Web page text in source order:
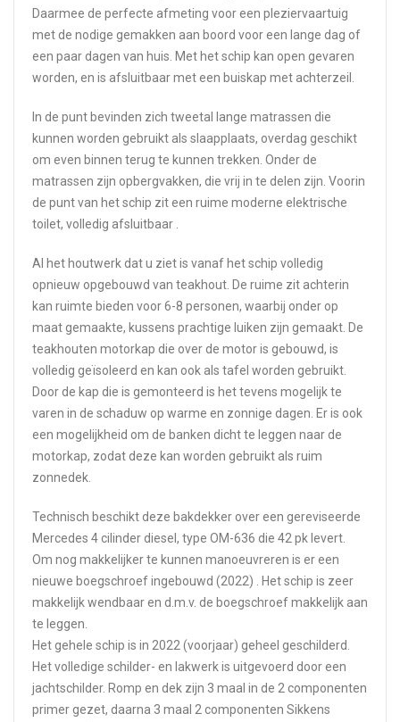
Daarmee de perfecte afmeting voor een pleziervaartuig
met de nodige gemakken aan boord voor een lange dag of
een paar dagen van huis. Met het schip kan open gevaren
worden, en is afsluitbaar met een buiskap met achterzeil.
In de punt bevinden zich tweetal lange matrassen die
kunnen worden gebruikt als slaapplaats, overdag geschikt
om even binnen terug te kunnen trekken. Onder de
matrassen zijn opbergvakken, die vrij in te delen zijn. Voorin
de punt van het schip zit een ruime moderne elektrische
toilet, volledig afsluitbaar .
Al het houtwerk dat u ziet is vanaf het schip volledig
opnieuw opgebouwd van teakhout. De ruime zit achterin
kan ruimte bieden voor 6-8 personen, waarbij onder op
maat gemaakte, kussens prachtige luiken zijn gemaakt. De
teakhouten motorkap die over de motor is gebouwd, is
volledig geïsoleerd en kan ook als tafel worden gebruikt.
Door de kap die is gemonteerd is het tevens mogelijk te
varen in de schaduw op warme en zonnige dagen. Er is ook
een mogelijkheid om de banken dicht te leggen naar de
motorkap, zodat deze kan worden gebruikt als ruim
zonnedek.
Technisch beschikt deze bakdekker over een gereviseerde
Mercedes 4 cilinder diesel, type OM-636 die 42 pk levert.
Om nog makkelijker te kunnen manoeuvreren is er een
nieuwe boegschroef ingebouwd (2022) . Het schip is zeer
makkelijk wendbaar en d.m.v. de boegschroef makkelijk aan
te leggen.
Het gehele schip is in 2022 (voorjaar) geheel geschilderd.
Het volledige schilder- en lakwerk is uitgevoerd door een
jachtschilder. Romp en dek zijn 3 maal in de 2 componenten
primer gezet, daarna 3 maal 2 componenten Sikkens